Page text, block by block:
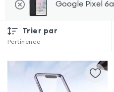
Google Pixel 6a
Trier par
Pertinence